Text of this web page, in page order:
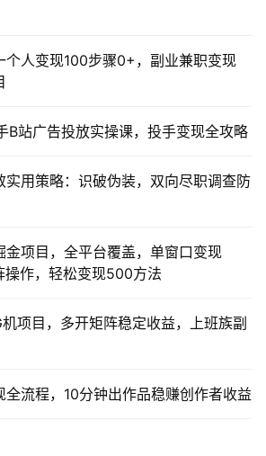
个人变现100步骤0+，副业兼职变现
B站广告投放实操课，投手变现全攻略
实用策略：识破伪装，双向尽职调查防
金项目，全平台覆盖，单窗口变现
作，轻松变现500方法
项目，多开矩阵稳定收益，上班族副
全流程，10分钟出作品稳赚创作者收益